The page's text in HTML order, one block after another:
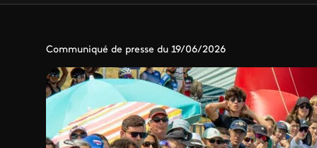
Communiqué de presse du 19/06/2026